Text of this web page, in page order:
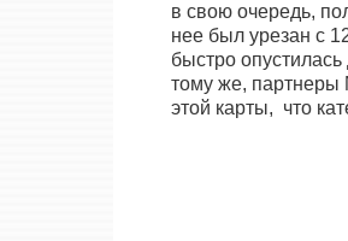
в свою очередь,
нее был урезан с
быстро
тому же, партнеры
этой карты, что